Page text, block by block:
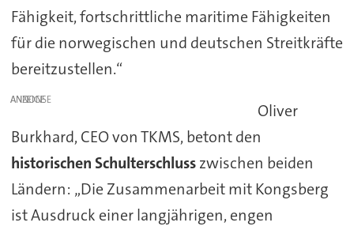
Fähigkeit, fortschrittliche maritime Fähigkeiten
für die norwegischen und deutschen Streitkräfte
bereitzustellen.“
ANZEIGE
Oliver
Burkhard, CEO von TKMS, betont den
historischen Schulterschlusszwischen beiden
Ländern: „Die Zusammenarbeit mit Kongsberg
ist Ausdruck einer langjährigen, engen